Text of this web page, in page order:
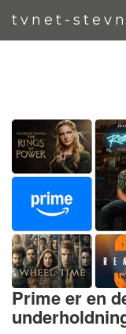
tvnet-
Prime er en